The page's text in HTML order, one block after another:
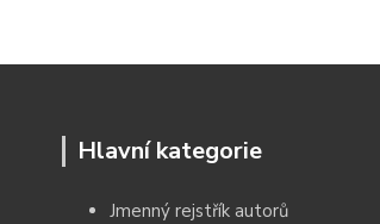
Hlavní kategorie
Jmenný rejstřík autorů